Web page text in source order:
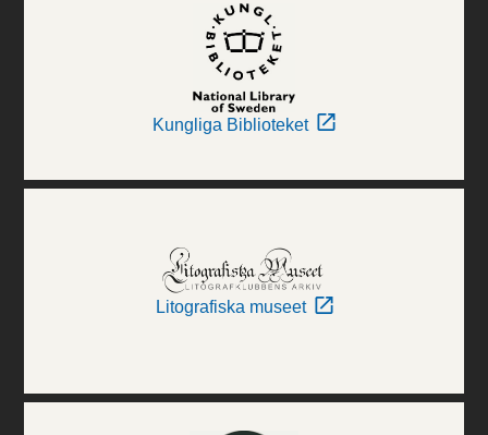
Kungliga Biblioteket
Litografiska museet